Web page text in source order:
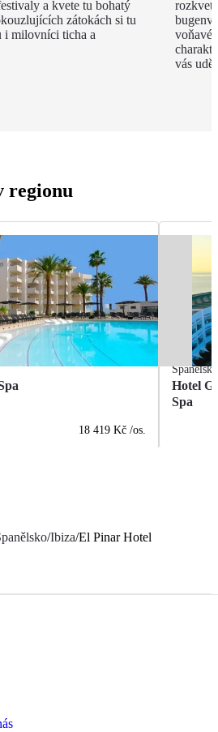
a kvete tu bohatý
zátokách si tu
i milovníci ticha a
voňavé
vás
regionu
18 419 Kč /os.
Španělsko
Hotel
Spa
/Ibiza/El Pinar Hotel